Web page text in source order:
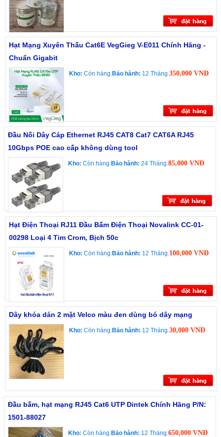
Hạt Mạng Xuyên Thấu Cat6E VegGieg V-E011 Chính Hãng -
Chuẩn Gigabit
Kho: Còn hàng.Bảo hành: 12 Tháng.350,000 VNĐ
Đầu Nối Dây Cáp Ethernet RJ45 CAT8 Cat7 CAT6A RJ45
10Gbps POE cao cấp không dùng tool
Kho: Còn hàng.Bảo hành: 24 Tháng.85,000 VNĐ
Hạt Điện Thoại RJ11 Đầu Bấm Điện Thoại Novalink CC-01-
00298 Loại 4 Tim Crom, Bịch 50c
Kho: Còn hàng.Bảo hành: 12 Tháng.100,000 VNĐ
Dây khóa dán 2 mặt Velco màu đen dùng bó dây mạng
Kho: Còn hàng.Bảo hành: 12 Tháng.30,000 VNĐ
Đầu bấm, hạt mạng RJ45 Cat6 UTP Dintek Chính Hãng P/N:
1501-88027
Kho: Còn hàng.Bảo hành: 12 Tháng.650,000 VNĐ